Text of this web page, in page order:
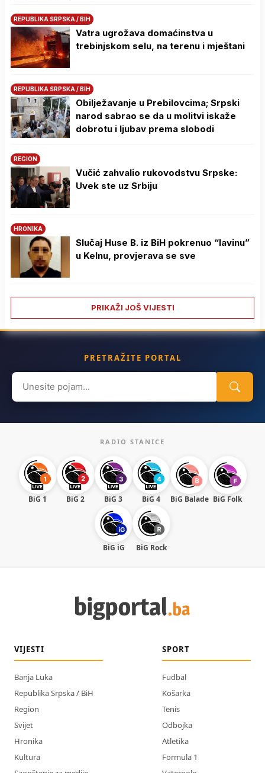
REPUBLIKA SRPSKA / BIH
Vatra ugrožava domaćinstva u
trebinjskom selu, na terenu i mještani
REPUBLIKA SRPSKA / BIH
Obilježavanje u Prebilovcima; Srpski
narod sabrao se da u molitvi iskaže
dobrotu i ljubav prema slobodi
REGION
Vučić zahvalio rukovodstvu Srpske:
Uvek ste uz Srbiju
HRONIKA
Slučaj Huse B. iz BiH pokrenuo “lavinu”
u Kelnu, provjerava se sve
PRIKAŽI JOŠ VIJESTI
PRETRAŽITE PORTAL
Search
for:
RADIO STANICE
BiG 1 BiG 2 BiG 3 BiG 4 BiG Balade BiG Folk
BiG iG BiG Rock
VIJESTI
Banja Luka
Republika Srpska / BiH
Region
Svijet
Hronika
Kultura
SPORT
Fudbal
Košarka
Tenis
Odbojka
Atletika
Formula 1